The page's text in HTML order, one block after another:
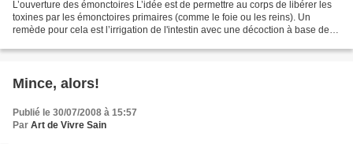
L’ouverture des émonctoires L’idée est de permettre au corps de libérer les
toxines par les émonctoires primaires (comme le foie ou les reins). Un
remède pour cela est l’irrigation de l'intestin avec une décoction à base de
Mince, alors!
Publié le 30/07/2008 à 15:57
Par Art de Vivre Sain